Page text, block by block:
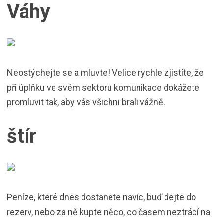
Váhy
Neostýchejte se a mluvte! Velice rychle zjistíte, že
při úplňku ve svém sektoru komunikace dokážete
promluvit tak, aby vás všichni brali vážně.
štír
Peníze, které dnes dostanete navíc, buď dejte do
rezerv, nebo za ně kupte něco, co časem neztrácí na